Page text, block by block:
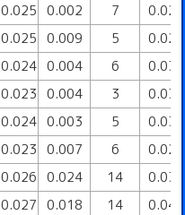
0.025 0.002 7
0.02
0.025 0.009 5
0.02
0.024 0.004 6
0.03
0.023 0.004 3
0.03
0.024 0.003 5
0.03
0.023 0.007 6
0.02
0.026 0.024 14
0.03
0.027 0.018 14
0.04